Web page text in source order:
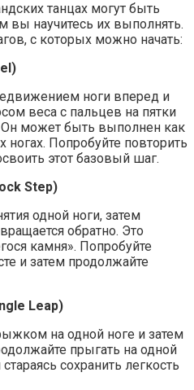
танцах могут быть
научитесь их выполнять.
с которых можно начать:
ноги вперед и
веса с пальцев на пятки
Он может быть выполнен как
ногах. Попробуйте повторить
этот базовый шаг.
Step)
одной ноги, затем
обратно. Это
камня». Попробуйте
и затем продолжайте
Leap)
на одной ноге и затем
прыгать на одной
сохранить легкость